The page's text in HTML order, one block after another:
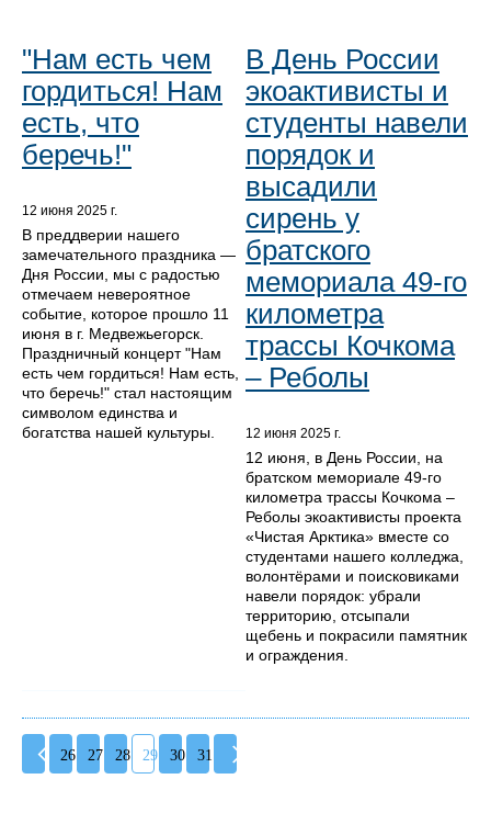
"Нам есть чем
гордиться! Нам
есть, что
беречь!"
12 июня 2025 г.
В преддверии нашего
замечательного праздника —
Дня России, мы с радостью
отмечаем невероятное
событие, которое прошло 11
июня в г. Медвежьегорск.
Праздничный концерт "Нам
есть чем гордиться! Нам есть,
что беречь!" стал настоящим
символом единства и
богатства нашей культуры.
В День России
экоактивисты и
студенты навели
порядок и
высадили
сирень у
братского
мемориала 49-го
километра
трассы Кочкома
– Реболы
12 июня 2025 г.
12 июня, в День России, на
братском мемориале 49-го
километра трассы Кочкома –
Реболы экоактивисты проекта
«Чистая Арктика» вместе со
студентами нашего колледжа,
волонтёрами и поисковиками
навели порядок: убрали
территорию, отсыпали
щебень и покрасили памятник
и ограждения.
26 27 28 29 30 31